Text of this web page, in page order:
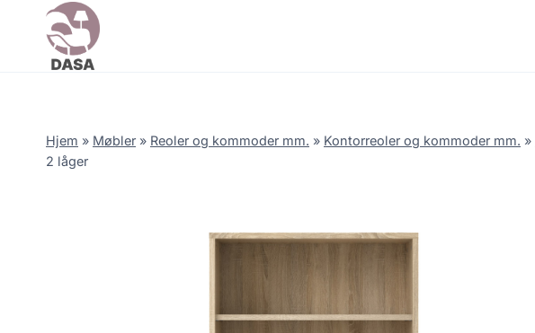
content
Hjem » Møbler » Reoler og kommoder mm. » Kontorreoler og kommoder mm. »
2 låger